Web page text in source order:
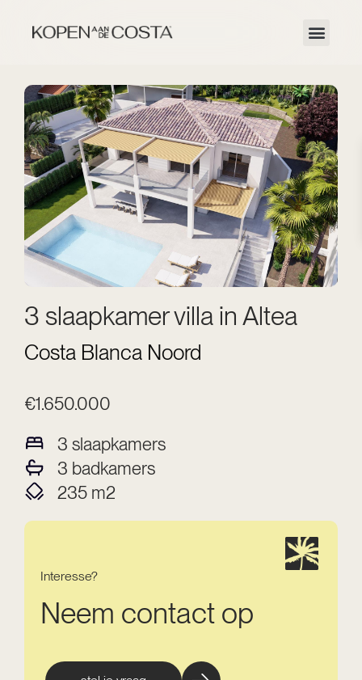
3 slaapkamer villa in Altea
Costa Blanca Noord
€1.650.000
3 slaapkamers
3 badkamers
235 m2
Interesse?
Neem contact op